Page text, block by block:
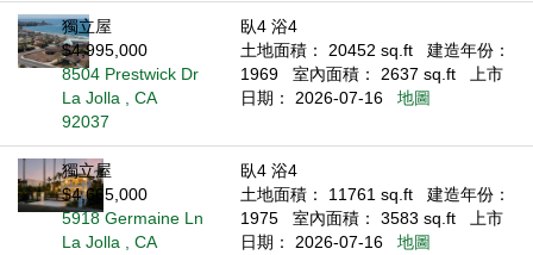
獨立屋
$4,995,000
8504 Prestwick Dr
La Jolla , CA
92037
臥4 浴4
土地面積： 20452 sq.ft
建造年份：
1969
室內面積： 2637 sq.ft
上市
日期： 2026-07-16
地圖
獨立屋
$4,665,000
5918 Germaine Ln
La Jolla , CA
臥4 浴4
土地面積： 11761 sq.ft
建造年份：
1975
室內面積： 3583 sq.ft
上市
日期： 2026-07-16
地圖